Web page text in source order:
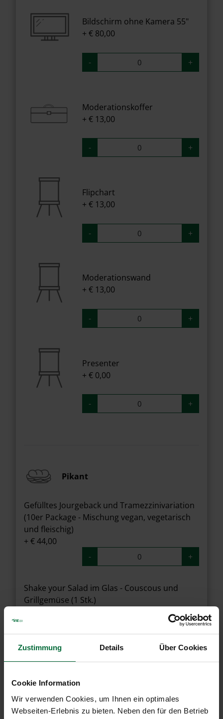
Zustimmung Details Über Cookies
Cookie Information
Wir verwenden Cookies, um Ihnen ein optimales
Webseiten-Erlebnis zu bieten. Neben den für den Betrieb
Bildschirm ohne Kamera 55"
+ € 80,00
- +
Moderationskoffer
+ € 13,00
- +
Flipchart
+ € 13,00
- +
Moderationswand
+ € 13,00
- +
Presenter
+ € 0,00
- +
Pikant
Gefülltes Jourgeback und Tramezzinivariation
(10er Package - Mischung vegan, vegetarisch
und fleischig)
+ € 44,00
-
+
Shake your Salad im Glas - Couscous und
Grillgemüse (1 Stk.)
+
Shake your Salad im Glas - Hühnersalat mit
+ € 5,90
-